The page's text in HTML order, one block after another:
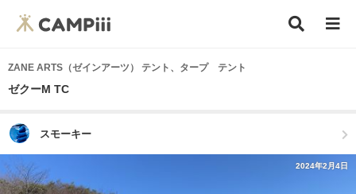
ZANE ARTS（ゼインアーツ） テント、タープ テント
ゼクーM TC
スモーキー
2024年2月4日